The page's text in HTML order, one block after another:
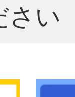
さい